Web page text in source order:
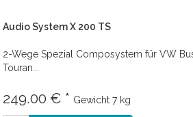
Audio System X 200 TS
2-Wege Spezial Composystem für VW
Touran...
249.00 € * Gewicht 7 kg